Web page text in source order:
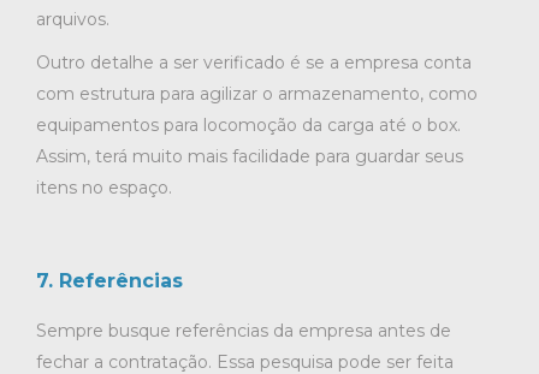
arquivos.
Outro detalhe a ser verificado é se a empresa conta
com estrutura para agilizar o armazenamento, como
equipamentos para locomoção da carga até o box.
Assim, terá muito mais facilidade para guardar seus
itens no espaço.
7. Referências
Sempre busque referências da empresa antes de
fechar a contratação. Essa pesquisa pode ser feita